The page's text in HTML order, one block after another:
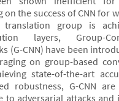
on the success of CNN for
group is
layers, Group-
(G-CNN) have been
on group-based
state-of-the-art
robustness, G-CNN
to adversarial attacks